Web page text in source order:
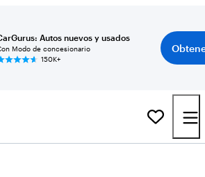
Autos nuevos y usados
Modo de concesionario
150K+